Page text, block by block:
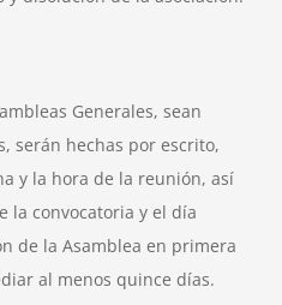
Generales, sean
serán hechas por escrito,
y la hora de la reunión, así
la convocatoria y el día
de la Asamblea en primera
al menos quince días.